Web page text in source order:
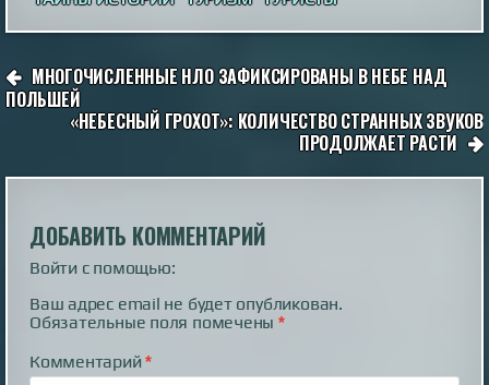
НАВИГАЦИЯ
ПО
ЗАПИСЯМ
МНОГОЧИСЛЕННЫЕ НЛО ЗАФИКСИРОВАНЫ В НЕБЕ НАД
ПОЛЬШЕЙ
«НЕБЕСНЫЙ ГРОХОТ»: КОЛИЧЕСТВО СТРАННЫХ ЗВУКОВ
ПРОДОЛЖАЕТ РАСТИ
ДОБАВИТЬ КОММЕНТАРИЙ
Войти с помощью:
Ваш адрес email не будет опубликован.
Обязательные поля помечены*
Комментарий*